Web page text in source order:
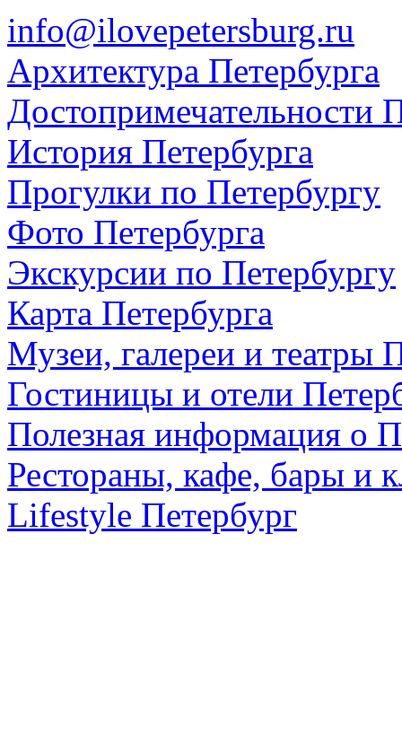
info@ilovepetersburg.ru
Архитектура Петербурга
Достопримечательности
История Петербурга
Прогулки по Петербургу
Фото Петербурга
Экскурсии по Петербургу
Карта Петербурга
Музеи, галереи и театры
Гостиницы и отели
Полезная информация о
Рестораны, кафе, бары и
Lifestyle Петербург